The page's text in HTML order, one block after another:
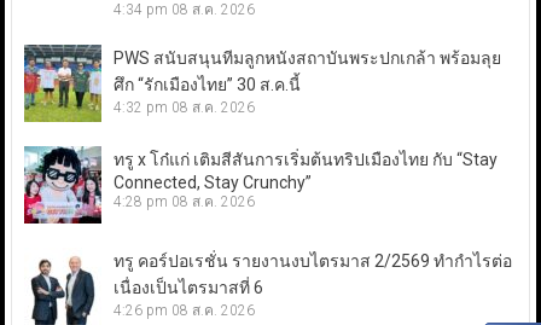
4:34 pm 08 ส.ค. 2026
PWS สนับสนุนทีมลูกหนังสถาบันพระปกเกล้า พร้อมลุย
ศึก “รักเมืองไทย” 30 ส.ค.นี้
4:32 pm 08 ส.ค. 2026
ทรู x โก๋แก่ เติมสีสันการเริ่มต้นทริปเมืองไทย กับ “Stay
Connected, Stay Crunchy”
4:28 pm 08 ส.ค. 2026
ทรู คอร์ปอเรชั่น รายงานงบไตรมาส 2/2569 ทำกำไรต่อ
เนื่องเป็นไตรมาสที่ 6
4:26 pm 08 ส.ค. 2026